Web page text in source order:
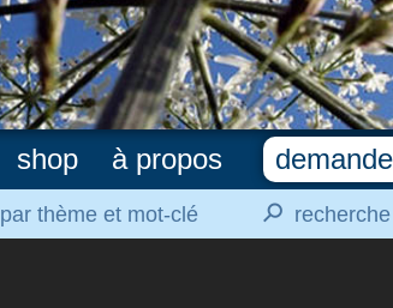
par thème et mot-clé ⚲ recherche
shop à propos